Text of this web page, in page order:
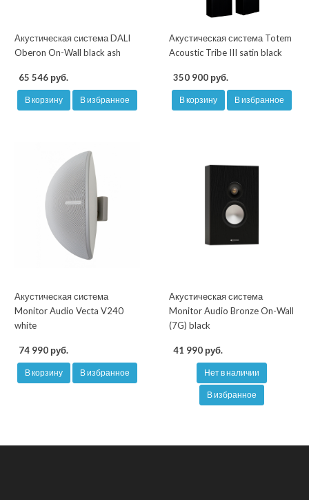
Акустическая система DALI
Oberon On-Wall black ash
65 546 руб.
В корзину В избранное
Акустическая система Totem
Acoustic Tribe III satin black
350 900 руб.
В корзину В избранное
Акустическая система
Monitor Audio Vecta V240
white
74 990 руб.
В корзину В избранное
Акустическая система
Monitor Audio Bronze On-Wall
(7G) black
41 990 руб.
Нет в наличии
В избранное